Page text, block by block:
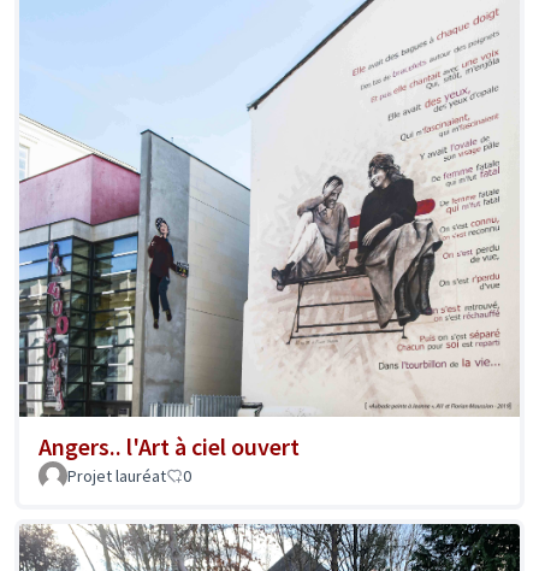
Angers.. l'Art à ciel ouvert
Projet lauréat 0